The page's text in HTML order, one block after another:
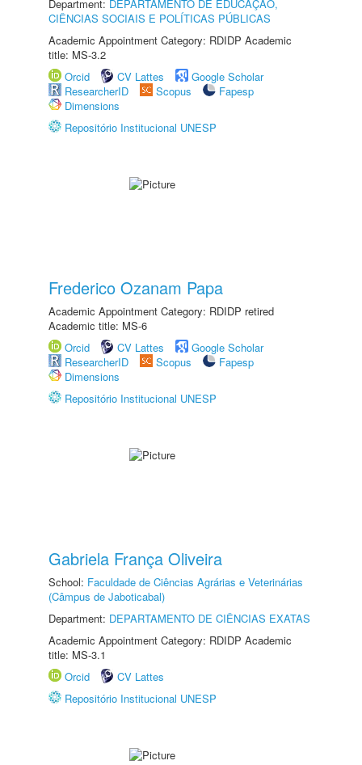
Department: DEPARTAMENTO DE EDUCAÇÃO,
CIÊNCIAS SOCIAIS E POLÍTICAS PÚBLICAS
Academic Appointment Category: RDIDP Academic
title: MS-3.2
Orcid
CV Lattes
Google Scholar
ResearcherID
Scopus
Fapesp
Dimensions
Repositório Institucional UNESP
Frederico Ozanam Papa
Academic Appointment Category: RDIDP retired
Academic title: MS-6
Orcid
CV Lattes
Google Scholar
ResearcherID
Scopus
Fapesp
Dimensions
Repositório Institucional UNESP
Gabriela França Oliveira
School: Faculdade de Ciências Agrárias e Veterinárias
(Câmpus de Jaboticabal)
Department: DEPARTAMENTO DE CIÊNCIAS EXATAS
Academic Appointment Category: RDIDP Academic
title: MS-3.1
Orcid
CV Lattes
Repositório Institucional UNESP